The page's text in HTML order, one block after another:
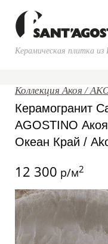
Керамическая плитка
Коллекция Акоя /
Керамогранит
AGOSTINO
Океан Край /
12 300 р/м2